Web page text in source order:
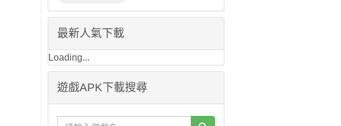
最新人氣下載
Loading...
遊戲APK下載搜尋